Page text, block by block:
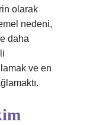
olarak
nedeni,
daha
ve en